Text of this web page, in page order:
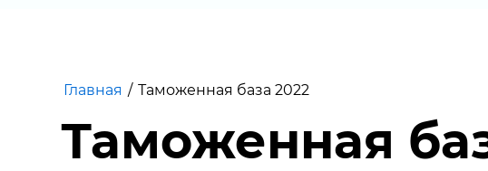
Главная / Таможенная база 2022
Таможенная